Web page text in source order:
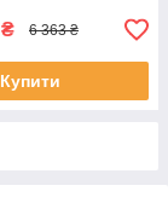
₴ 6 363 ₴
Купити